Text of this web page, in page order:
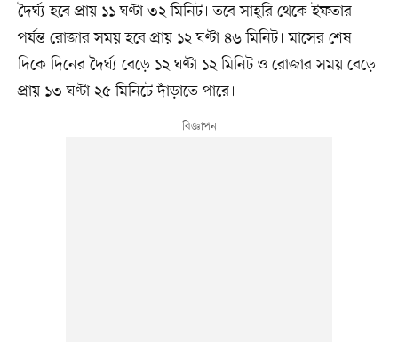
দৈর্ঘ্য হবে প্রায় ১১ ঘণ্টা ৩২ মিনিট। তবে সাহ্‌রি থেকে ইফতার
পর্যন্ত রোজার সময় হবে প্রায় ১২ ঘণ্টা ৪৬ মিনিট। মাসের শেষ
দিকে দিনের দৈর্ঘ্য বেড়ে ১২ ঘণ্টা ১২ মিনিট ও রোজার সময় বেড়ে
প্রায় ১৩ ঘণ্টা ২৫ মিনিটে দাঁড়াতে পারে।